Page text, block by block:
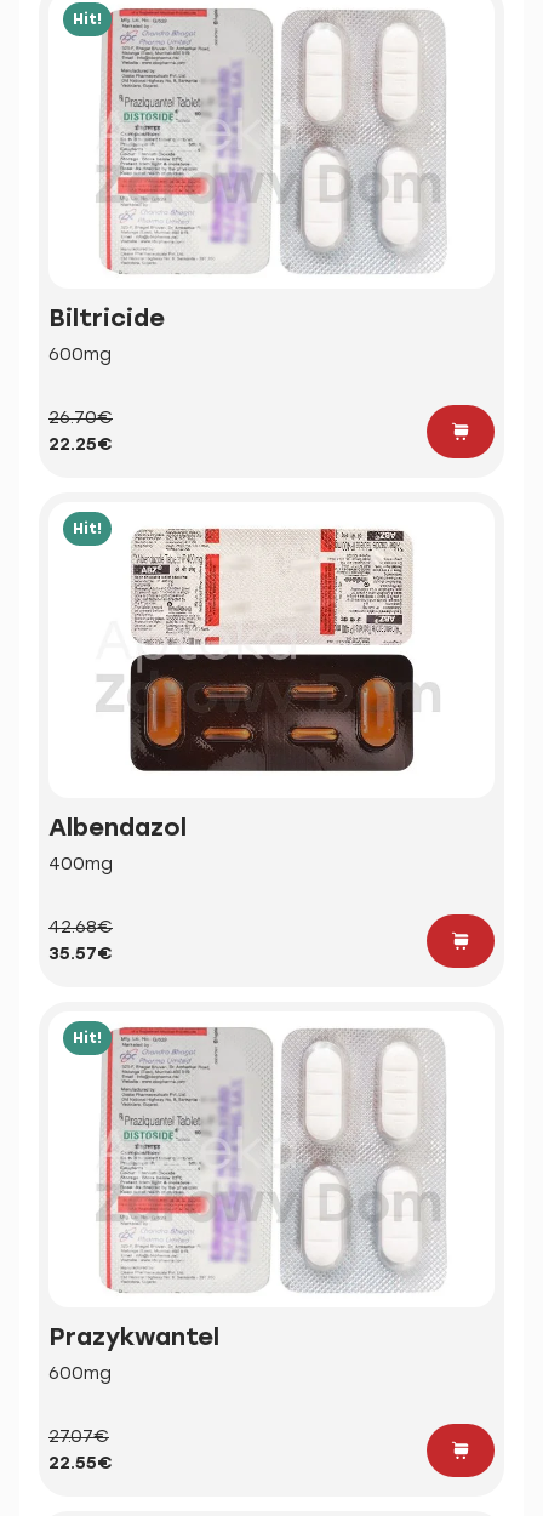
Hit!
Biltricide
600mg
26.70€
22.25€
Hit!
Albendazol
400mg
42.68€
35.57€
Hit!
Prazykwantel
600mg
27.07€
22.55€